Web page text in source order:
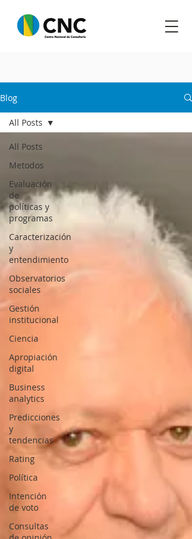
Blog
All Posts
Metodos
Evaluación
de
políticas y
programas
Caracterización
y
entendimiento
Observatorios
sociales
Gestión
institucional
Ciencia
Apropiación
digital
Business
analytics
Predicciones
y
tendencias
Rating
Política
Intención
de voto
Consultas
All Posts